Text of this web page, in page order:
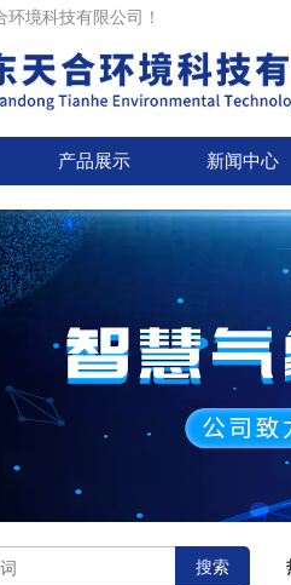
境科技有限公司！
产品展示 新闻中心